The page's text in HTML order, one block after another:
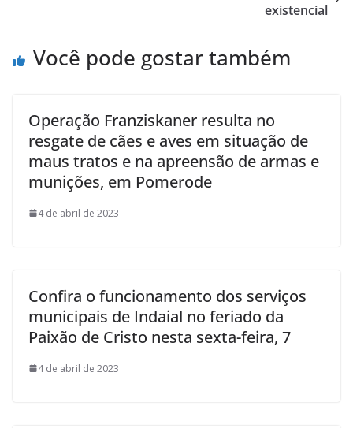
existencial
Você pode gostar também
Operação Franziskaner resulta no
resgate de cães e aves em situação de
maus tratos e na apreensão de armas e
munições, em Pomerode
4 de abril de 2023
Confira o funcionamento dos serviços
municipais de Indaial no feriado da
Paixão de Cristo nesta sexta-feira, 7
4 de abril de 2023